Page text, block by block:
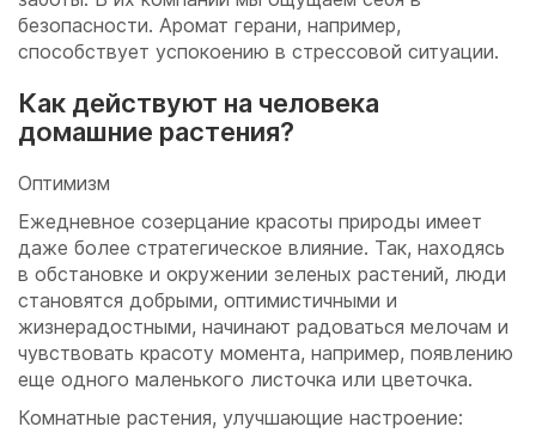
безопасности. Аромат герани, например,
способствует успокоению в стрессовой ситуации.
Как действуют на человека
домашние растения?
Оптимизм
Ежедневное созерцание красоты природы имеет
даже более стратегическое влияние. Так, находясь
в обстановке и окружении зеленых растений, люди
становятся добрыми, оптимистичными и
жизнерадостными, начинают радоваться мелочам и
чувствовать красоту момента, например, появлению
еще одного маленького листочка или цветочка.
Комнатные растения, улучшающие настроение: